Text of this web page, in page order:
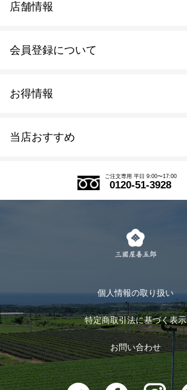
当店おすすめ
式部の香りシリーズ
お茶のギフト
おすすめのお茶
お茶に合うスイーツ
お得情報
会員登録について
会員規約について
ログイン
ログアウト
店舗情報
ご注文専用 平日 9:00〜17:00
0120-51-3928
個人情報の取り扱い
特定商取引法に基づく表示
お問い合わせ